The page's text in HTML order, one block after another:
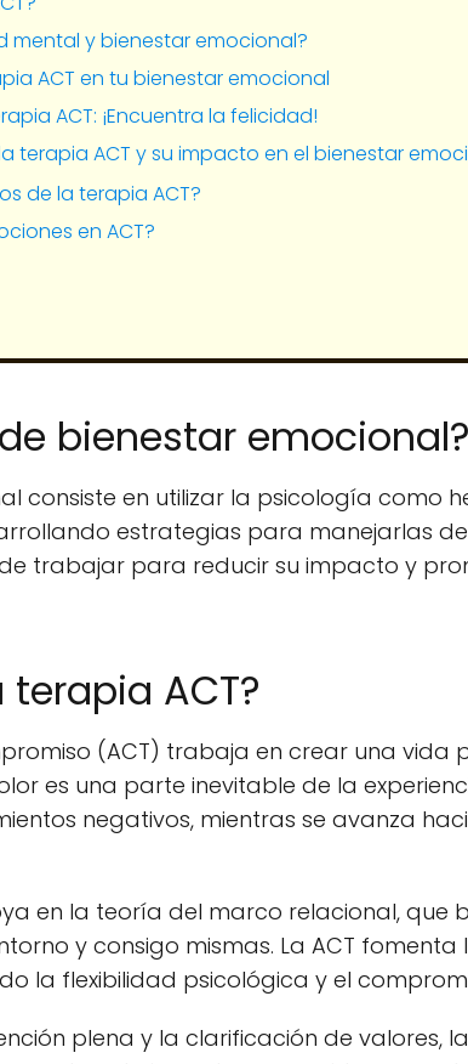
mental y bienestar emocional?
ACT en tu bienestar emocional
ACT: ¡Encuentra la felicidad!
terapia ACT y su impacto en el bienestar
de la terapia ACT?
en ACT?
bienestar emocional?
consiste en utilizar la psicología como
estrategias para manejarlas
trabajar para reducir su impacto y
ACT?
(ACT) trabaja en crear una vida
es una parte inevitable de la
negativos, mientras se avanza
en la teoría del marco relacional, que
y consigo mismas. La ACT
la flexibilidad psicológica y el
plena y la clarificación de valores,